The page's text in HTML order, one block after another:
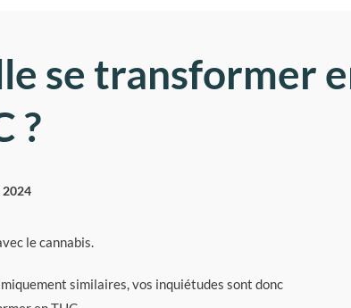
se transformer
?
2024
le cannabis.
similaires, vos inquiétudes sont donc